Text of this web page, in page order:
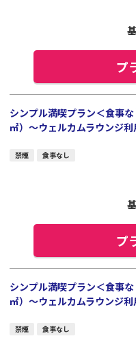
プ
シンプル満喫プラン＜食事
㎡）～ウェルカムラウンジ
禁煙 食事なし
プ
シンプル満喫プラン＜食事
㎡）～ウェルカムラウンジ
禁煙 食事なし